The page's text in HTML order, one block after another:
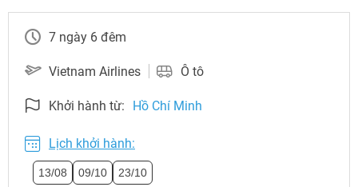
7 ngày 6 đêm
Vietnam Airlines Ô tô
Khởi hành từ: Hồ Chí Minh
Lịch khởi hành:
13/08 09/10 23/10